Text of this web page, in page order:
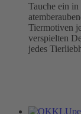
Tauche ein in
Tiermotiven
verspielten
jedes